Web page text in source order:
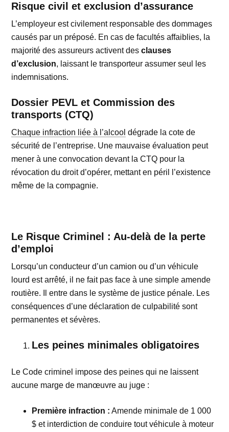
Risque civil et exclusion d’assurance
L’employeur est civilement responsable des dommages
causés par un préposé. En cas de facultés affaiblies, la
majorité des assureurs activent desclauses
d’exclusion, laissant le transporteur assumer seul les
indemnisations.
Dossier PEVL et Commission des
transports (CTQ)
Chaque infraction liée à l’alcool dégrade la cote de
sécurité de l’entreprise. Une mauvaise évaluation peut
mener à une convocation devant la CTQ pour la
révocation du droit d’opérer, mettant en péril l’existence
même de la compagnie.
Le Risque Criminel : Au-delà de la perte
d’emploi
Lorsqu’un conducteur d’un camion ou d’un véhicule
lourd est arrêté, il ne fait pas face à une simple amende
routière. Il entre dans le système de justice pénale. Les
conséquences d’une déclaration de culpabilité sont
permanentes et sévères.
Les peines minimales obligatoires
Le Code criminel impose des peines qui ne laissent
aucune marge de manœuvre au juge :
Première infraction : Amende minimale de 1 000
$ et interdiction de conduire tout véhicule à moteur